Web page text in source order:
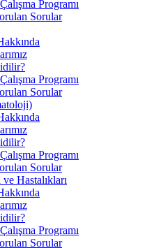
Programı
Sorular
Programı
Sorular
Programı
Sorular
Hastalıkları
Programı
Sorular